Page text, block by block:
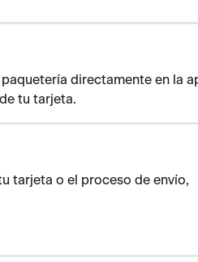
directamente en la
tu tarjeta.
tarjeta o el proceso de envío,